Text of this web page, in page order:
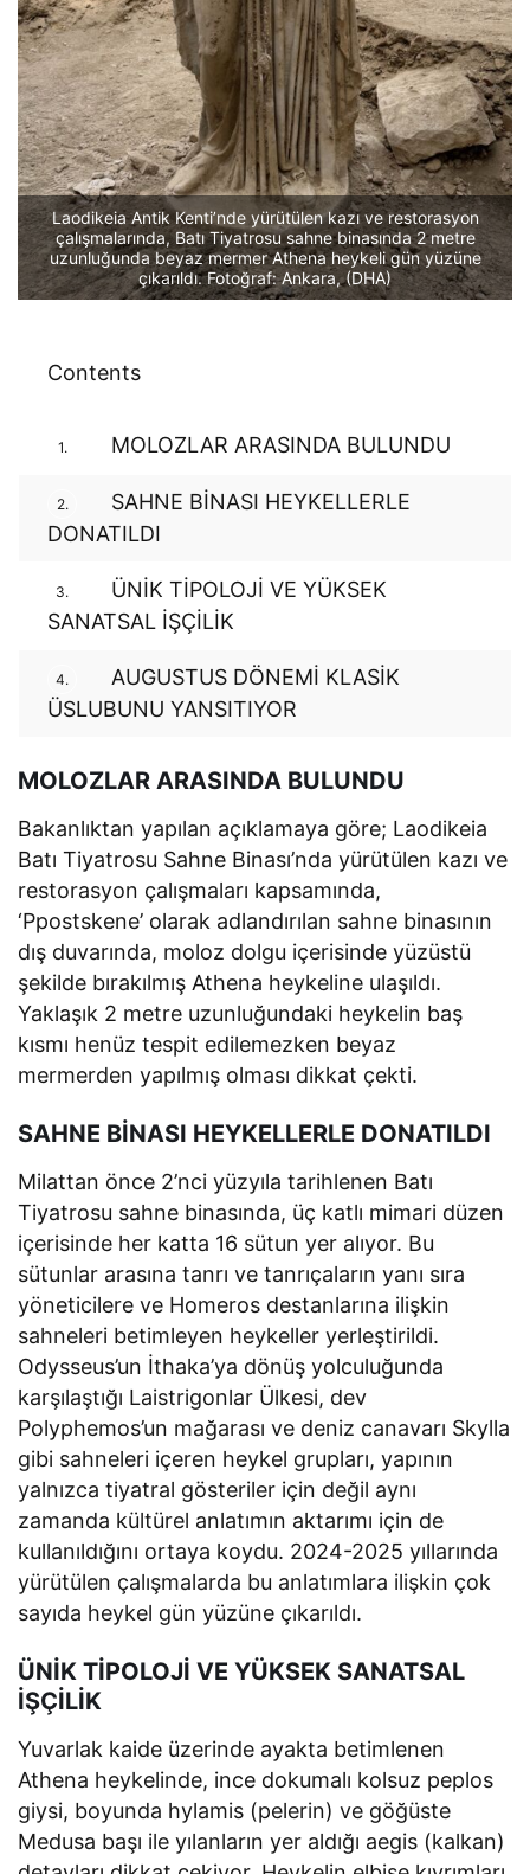
Laodikeia Antik Kenti’nde yürütülen kazı ve restorasyon
çalışmalarında, Batı Tiyatrosu sahne binasında 2 metre
uzunluğunda beyaz mermer Athena heykeli gün yüzüne
çıkarıldı. Fotoğraf: Ankara, (DHA)
Contents
1. MOLOZLAR ARASINDA BULUNDU
2.
SAHNE BİNASI HEYKELLERLE
DONATILDI
3.
ÜNİK TİPOLOJİ VE YÜKSEK
SANATSAL İŞÇİLİK
4.
AUGUSTUS DÖNEMİ KLASİK
ÜSLUBUNU YANSITIYOR
MOLOZLAR ARASINDA BULUNDU
Bakanlıktan yapılan açıklamaya göre; Laodikeia
Batı Tiyatrosu Sahne Binası’nda yürütülen kazı ve
restorasyon çalışmaları kapsamında,
‘Ppostskene’ olarak adlandırılan sahne binasının
dış duvarında, moloz dolgu içerisinde yüzüstü
şekilde bırakılmış Athena heykeline ulaşıldı.
Yaklaşık 2 metre uzunluğundaki heykelin baş
kısmı henüz tespit edilemezken beyaz
mermerden yapılmış olması dikkat çekti.
SAHNE BİNASI HEYKELLERLE DONATILDI
Milattan önce 2’nci yüzyıla tarihlenen Batı
Tiyatrosu sahne binasında, üç katlı mimari düzen
içerisinde her katta 16 sütun yer alıyor. Bu
sütunlar arasına tanrı ve tanrıçaların yanı sıra
yöneticilere ve Homeros destanlarına ilişkin
sahneleri betimleyen heykeller yerleştirildi.
Odysseus’un İthaka’ya dönüş yolculuğunda
karşılaştığı Laistrigonlar Ülkesi, dev
Polyphemos’un mağarası ve deniz canavarı Skylla
gibi sahneleri içeren heykel grupları, yapının
yalnızca tiyatral gösteriler için değil aynı
zamanda kültürel anlatımın aktarımı için de
kullanıldığını ortaya koydu. 2024-2025 yıllarında
yürütülen çalışmalarda bu anlatımlara ilişkin çok
sayıda heykel gün yüzüne çıkarıldı.
ÜNİK TİPOLOJİ VE YÜKSEK SANATSAL
İŞÇİLİK
Yuvarlak kaide üzerinde ayakta betimlenen
Athena heykelinde, ince dokumalı kolsuz peplos
giysi, boyunda hylamis (pelerin) ve göğüste
Medusa başı ile yılanların yer aldığı aegis (kalkan)